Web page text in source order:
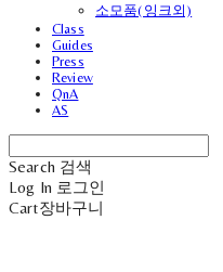
소모품(잉크외)
Class
Guides
Press
Review
QnA
AS
Search 검색
Log In 로그인
Cart장바구니